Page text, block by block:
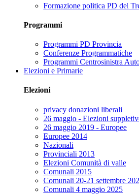
Formazione politica PD del
Programmi
Programmi PD Provincia
Conferenze Programmatiche
Programmi Centrosinistra
Elezioni e Primarie
Elezioni
privacy donazioni liberali
26 maggio - Elezioni
26 maggio 2019 - Europee
Europee 2014
Nazionali
Provinciali 2013
Elezioni Comunità di valle
Comunali 2015
Comunali 20-21 settembre
Comunali 4 maggio 2025